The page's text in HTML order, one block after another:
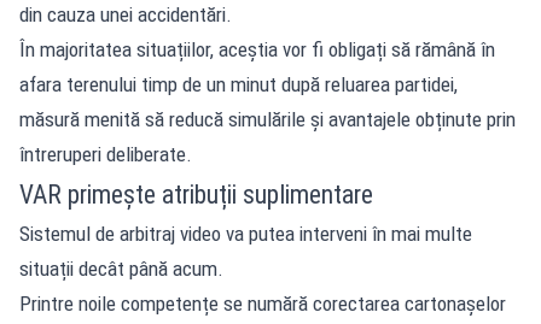
din cauza unei accidentări.
În majoritatea situațiilor, aceștia vor fi obligați să rămână în
afara terenului timp de un minut după reluarea partidei,
măsură menită să reducă simulările și avantajele obținute prin
întreruperi deliberate.
VAR primește atribuții suplimentare
Sistemul de arbitraj video va putea interveni în mai multe
situații decât până acum.
Printre noile competențe se numără corectarea cartonașelor